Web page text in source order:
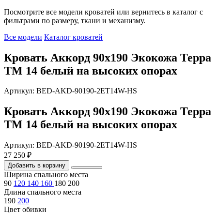
Посмотрите все модели кроватей или вернитесь в каталог с
фильтрами по размеру, ткани и механизму.
Все модели Каталог кроватей
Кровать Аккорд 90х190 Экокожа Терра
ТМ 14 белый на высоких опорах
Артикул: BED-AKD-90190-2ET14W-HS
Кровать Аккорд 90х190 Экокожа Терра
ТМ 14 белый на высоких опорах
Артикул: BED-AKD-90190-2ET14W-HS
27 250 ₽
Добавить в корзину
Ширина спального места
90 120 140 160 180 200
Длина спального места
190 200
Цвет обивки